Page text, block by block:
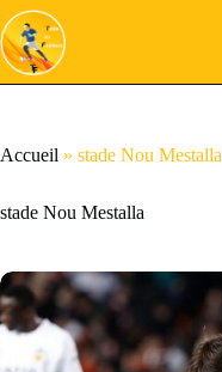
Passer
au
contenu
Accueil » stade Nou Mestalla
stade Nou Mestalla